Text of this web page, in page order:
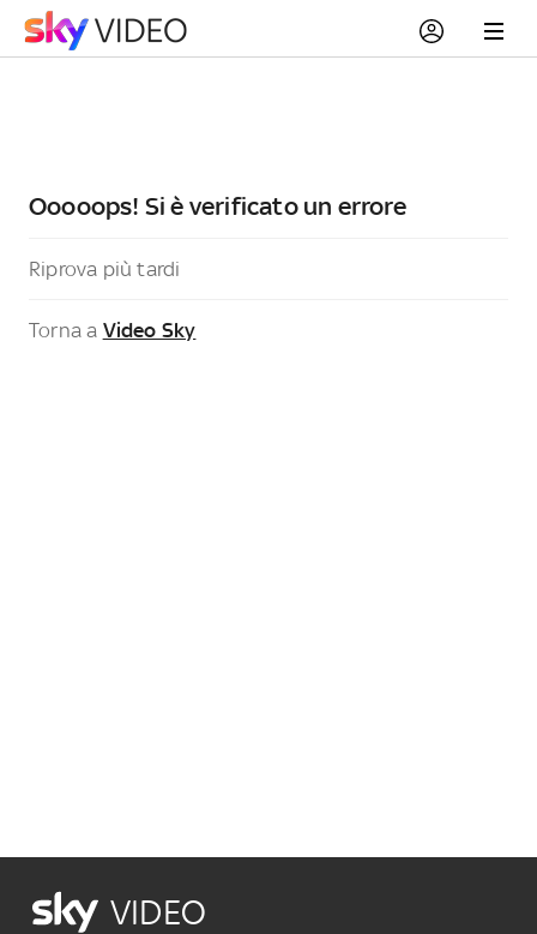
Ooooops! Si è verificato un errore
Riprova più tardi
Torna a Video Sky
VIDEO